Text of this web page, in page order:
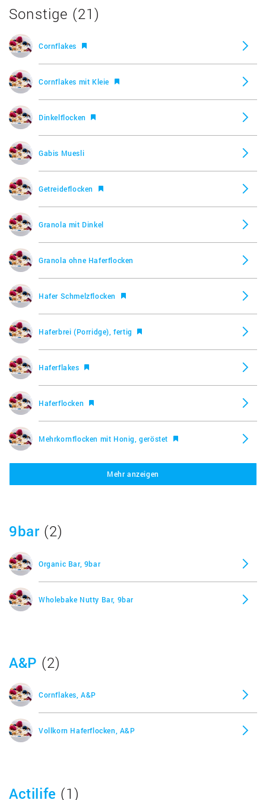
Viel Früchte Müsli, Hahne
Früchte Müsli, Rosengarten
Newline Flakes Black Berry, Knusperone (Aldi)
Basis Müsli, Natur Gut (Penny)
Wheat & Nut Flakes, Fit & Activ Vitalkost
Chocos, Kellogg's
Smacks, Kellogg's
Sonstige (21)
Cornflakes
Cornflakes mit Kleie
Dinkelflocken
Gabis Muesli
Getreideflocken
Granola mit Dinkel
Granola ohne Haferflocken
Hafer Schmelzflocken
Haferbrei (Porridge), fertig
Haferflakes
Haferflocken
Mehrkornflocken mit Honig, geröstet
Müsli ohne Nüsse
Mehr anzeigen
9bar (2)
Organic Bar, 9bar
Wholebake Nutty Bar, 9bar
A&P (2)
Cornflakes, A&P
Vollkorn Haferflocken, A&P
Actilife (1)